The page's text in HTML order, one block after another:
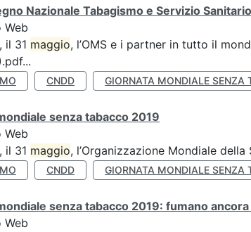
Nazionale Tabagismo e Servizio
Web
il 31 maggio, l’OMS e i partner in tutto il
CNDD GIORNATA MONDIALE SENZA
senza tabacco 2019
Web
il 31 maggio, l’Organizzazione Mondiale
CNDD GIORNATA MONDIALE SENZA
senza tabacco 2019: fumano
Web